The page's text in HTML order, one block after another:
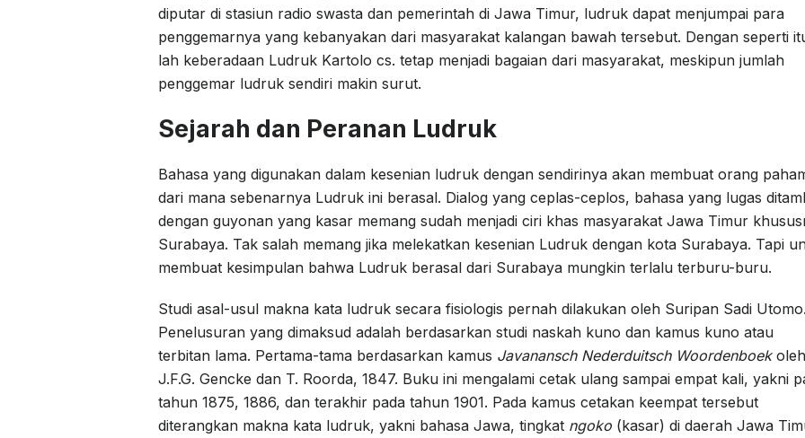
diputar di stasiun radio swasta dan pemerintah di Jawa Timur, ludruk dapat menjumpai para
penggemarnya yang kebanyakan dari masyarakat kalangan bawah tersebut. Dengan seperti
lah keberadaan Ludruk Kartolo cs. tetap menjadi bagaian dari masyarakat, meskipun jumlah
penggemar ludruk sendiri makin surut.
Sejarah dan Peranan Ludruk
Bahasa yang digunakan dalam kesenian ludruk dengan sendirinya akan membuat orang
dari mana sebenarnya Ludruk ini berasal. Dialog yang ceplas-ceplos, bahasa yang lugas
dengan guyonan yang kasar memang sudah menjadi ciri khas masyarakat Jawa Timur
Surabaya. Tak salah memang jika melekatkan kesenian Ludruk dengan kota Surabaya. Tapi
membuat kesimpulan bahwa Ludruk berasal dari Surabaya mungkin terlalu terburu-buru.
Studi asal-usul makna kata ludruk secara fisiologis pernah dilakukan oleh Suripan Sadi Utomo.
Penelusuran yang dimaksud adalah berdasarkan studi naskah kuno dan kamus kuno atau
terbitan lama. Pertama-tama berdasarkan kamus Javanansch Nederduitsch Woordenboek oleh
J.F.G. Gencke dan T. Roorda, 1847. Buku ini mengalami cetak ulang sampai empat kali, yakni
tahun 1875, 1886, dan terakhir pada tahun 1901. Pada kamus cetakan keempat tersebut
diterangkan makna kata ludruk, yakni bahasa Jawa, tingkat ngoko (kasar) di daerah Jawa